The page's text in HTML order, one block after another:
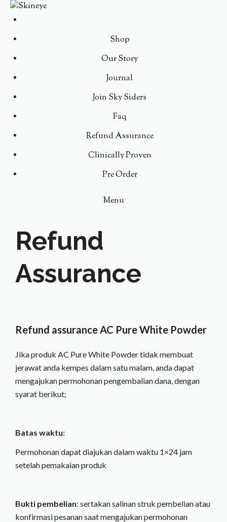
Shop
Our Story
Journal
Join Sky Siders
Faq
Refund Assurance
Clinically Proven
Pre Order
Menu
Refund
Assurance
Refund assurance AC Pure White Powder
Jika produk AC Pure White Powder tidak membuat
jerawat anda kempes dalam satu malam, anda dapat
mengajukan permohonan pengembalian dana, dengan
syarat berikut;
Batas waktu:
Permohonan dapat diajukan dalam waktu 1×24 jam
setelah pemakaian produk
Bukti pembelian: sertakan salinan struk pembelian atau
konfirmasi pesanan saat mengajukan permohonan